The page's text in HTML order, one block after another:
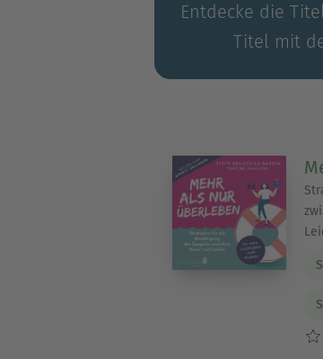
Entdecke die
Titel mit